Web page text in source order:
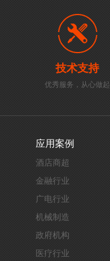
技术支持
优秀服务，从心做起
应用案例
酒店商超
金融行业
广电行业
机械制造
政府机构
医疗行业